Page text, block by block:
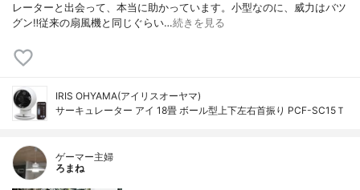
レーターと出会って、本当に助かっています。小型なのに、威力はバツ
グン‼︎従来の扇風機と同じぐらい…続きを見る
IRIS OHYAMA(アイリスオーヤマ)
サーキュレーター アイ 18畳 ボール型上下左右首振り PCF-SC15Ｔ
ゲーマー主婦
ろまね